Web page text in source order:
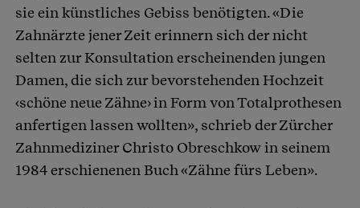
sie ein künstliches Gebiss benötigten. «Die
Zahnärzte jener Zeit erinnern sich der nicht
selten zur Konsultation erscheinenden jungen
Damen, die sich zur bevorstehenden Hochzeit
‹schöne neue Zähne› in Form von Totalprothesen
anfertigen lassen wollten», schrieb der Zürcher
Zahnmediziner Christo Obreschkow in seinem
1984 erschienenen Buch «Zähne fürs Leben».